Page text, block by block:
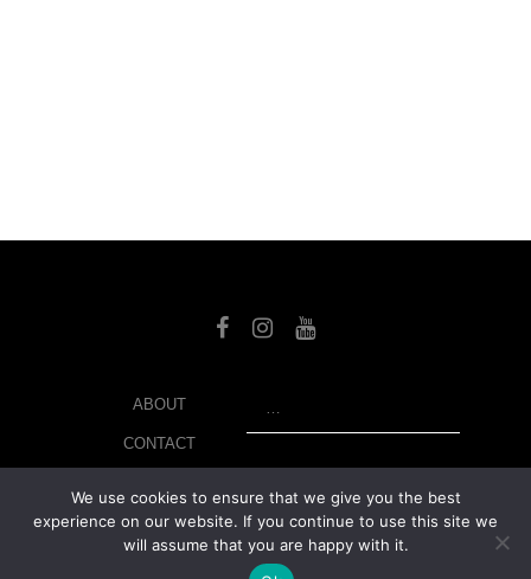
ABOUT
CONTACT
MY ACCOUNT
We use cookies to ensure that we give you the best
experience on our website. If you continue to use this site we
will assume that you are happy with it.